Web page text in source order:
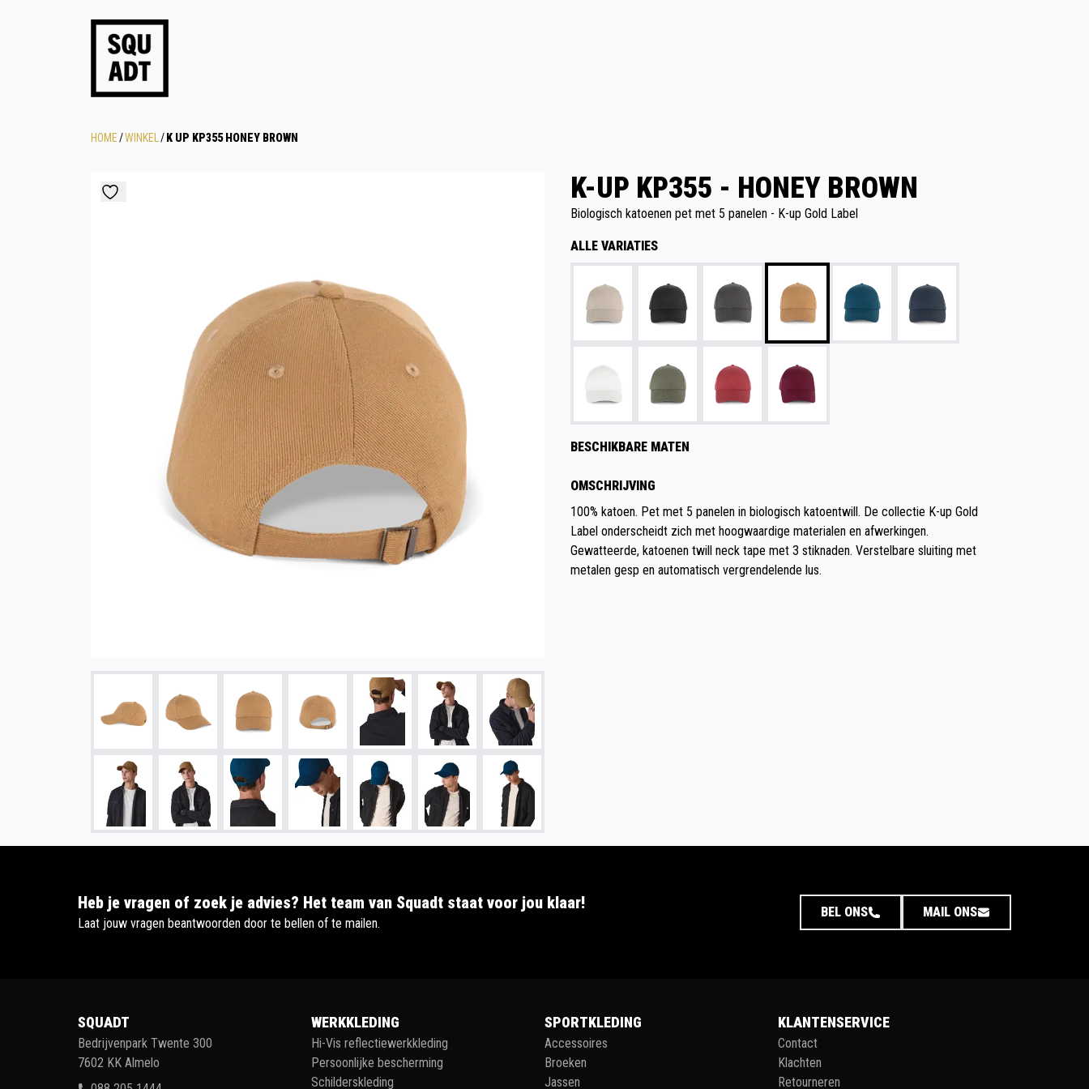
HOME/WINKEL / K UP KP355 HONEY BROWN
K-UP KP355 - HONEY BROWN
Biologisch katoenen pet met 5 panelen - K-up Gold Label
ALLE VARIATIES
BESCHIKBARE MATEN
OMSCHRIJVING
100% katoen. Pet met 5 panelen in biologisch katoentwill. De collectie K-up Gold
Label onderscheidt zich met hoogwaardige materialen en afwerkingen.
Gewatteerde, katoenen twill neck tape met 3 stiknaden. Verstelbare sluiting met
metalen gesp en automatisch vergrendelende lus.
Heb je vragen of zoek je advies? Het team van Squadt staat voor jou klaar!
Laat jouw vragen beantwoorden door te bellen of te mailen.
BEL ONS MAIL ONS
SQUADT
Bedrijvenpark Twente 300
7602 KK Almelo
WERKKLEDING
Hi-Vis reflectiewerkkleding
Persoonlijke bescherming
Schilderskleding
SPORTKLEDING
Accessoires
Broeken
Jassen
KLANTENSERVICE
Contact
Klachten
Retourneren